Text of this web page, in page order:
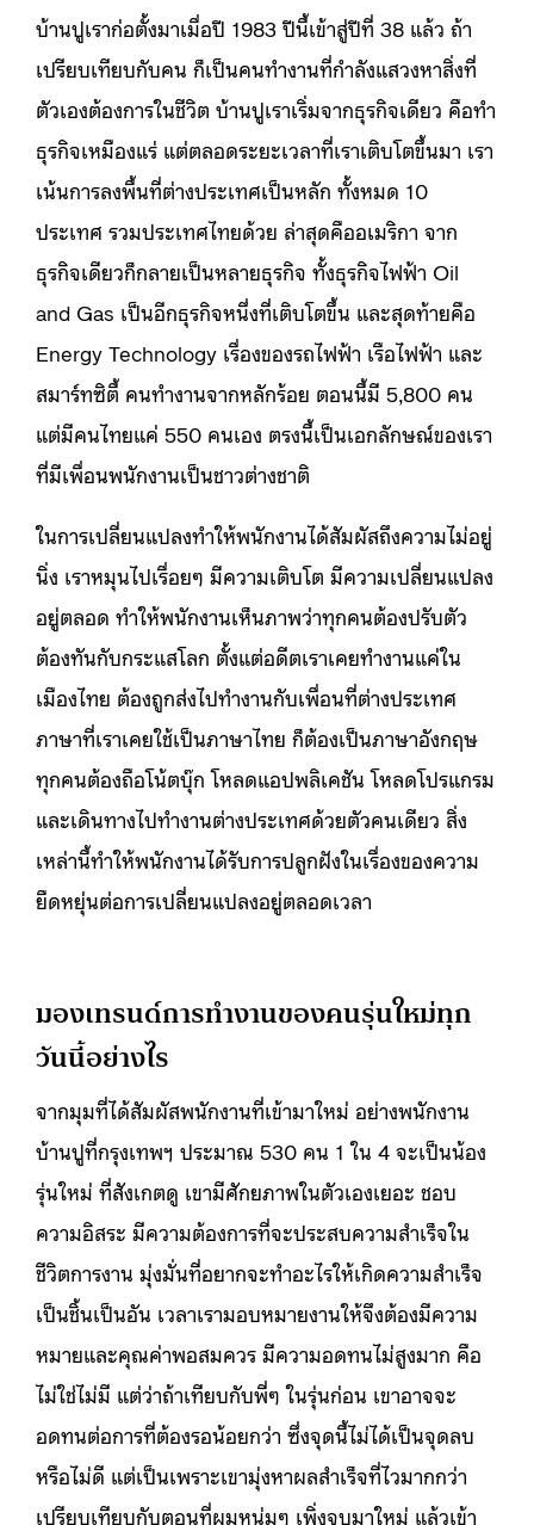
บ้านปูเราก่อตั้งมาเมื่อปี 1983 ปีนี้เข้าสู่ปีที่ 38 แล้ว ถ้า
เปรียบเทียบกับคน ก็เป็นคนทำงานที่กำลังแสวงหาสิ่งที่
ตัวเองต้องการในชีวิต บ้านปูเราเริ่มจากธุรกิจเดียว คือทำ
ธุรกิจเหมืองแร่ แต่ตลอดระยะเวลาที่เราเติบโตขึ้นมา เรา
เน้นการลงพื้นที่ต่างประเทศเป็นหลัก ทั้งหมด 10
ประเทศ รวมประเทศไทยด้วย ล่าสุดคืออเมริกา จาก
ธุรกิจเดียวก็กลายเป็นหลายธุรกิจ ทั้งธุรกิจไฟฟ้า Oil
and Gas เป็นอีกธุรกิจหนึ่งที่เติบโตขึ้น และสุดท้ายคือ
Energy Technology เรื่องของรถไฟฟ้า เรือไฟฟ้า และ
สมาร์ทซิตี้ คนทำงานจากหลักร้อย ตอนนี้มี 5,800 คน
แต่มีคนไทยแค่ 550 คนเอง ตรงนี้เป็นเอกลักษณ์ของเรา
ที่มีเพื่อนพนักงานเป็นชาวต่างชาติ
ในการเปลี่ยนแปลงทำให้พนักงานได้สัมผัสถึงความไม่อยู่
นิ่ง เราหมุนไปเรื่อยๆ มีความเติบโต มีความเปลี่ยนแปลง
อยู่ตลอด ทำให้พนักงานเห็นภาพว่าทุกคนต้องปรับตัว
ต้องทันกับกระแสโลก ตั้งแต่อดีตเราเคยทำงานแค่ใน
เมืองไทย ต้องถูกส่งไปทำงานกับเพื่อนที่ต่างประเทศ
ภาษาที่เราเคยใช้เป็นภาษาไทย ก็ต้องเป็นภาษาอังกฤษ
ทุกคนต้องถือโน้ตบุ๊ก โหลดแอปพลิเคชัน โหลดโปรแกรม
และเดินทางไปทำงานต่างประเทศด้วยตัวคนเดียว สิ่ง
เหล่านี้ทำให้พนักงานได้รับการปลูกฝังในเรื่องของความ
ยืดหยุ่นต่อการเปลี่ยนแปลงอยู่ตลอดเวลา
มองเทรนด์การทำงานของคนรุ่นใหม่ทุก
วันนี้อย่างไร
จากมุมที่ได้สัมผัสพนักงานที่เข้ามาใหม่ อย่างพนักงาน
บ้านปูที่กรุงเทพฯ ประมาณ 530 คน 1 ใน 4 จะเป็นน้อง
รุ่นใหม่ ที่สังเกตดู เขามีศักยภาพในตัวเองเยอะ ชอบ
ความอิสระ มีความต้องการที่จะประสบความสำเร็จใน
ชีวิตการงาน มุ่งมั่นที่อยากจะทำอะไรให้เกิดความสำเร็จ
เป็นชิ้นเป็นอัน เวลาเรามอบหมายงานให้จึงต้องมีความ
หมายและคุณค่าพอสมควร มีความอดทนไม่สูงมาก คือ
ไม่ใช่ไม่มี แต่ว่าถ้าเทียบกับพี่ๆ ในรุ่นก่อน เขาอาจจะ
อดทนต่อการที่ต้องรอน้อยกว่า ซึ่งจุดนี้ไม่ได้เป็นจุดลบ
หรือไม่ดี แต่เป็นเพราะเขามุ่งหาผลสำเร็จที่ไวมากกว่า
เปรียบเทียบกับตอนที่ผมหนุ่มๆ เพิ่งจบมาใหม่ แล้วเข้า